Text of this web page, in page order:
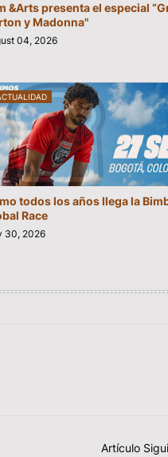
&Arts presenta el especial
y Madonna"
04, 2026
todos los años llega la
Race
30, 2026
Artículo